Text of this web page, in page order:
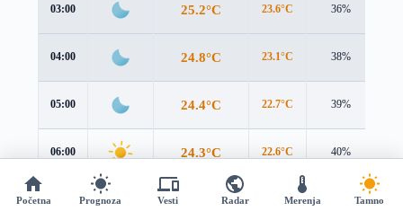
03:00 25.2°C 23.6°C 36%
04:00 24.8°C 23.1°C 38%
05:00 24.4°C 22.7°C 39%
06:00 24.3°C 22.6°C 40%
07:00 22.7°C
Početna Prognoza Vesti Radar Merenja Tamno